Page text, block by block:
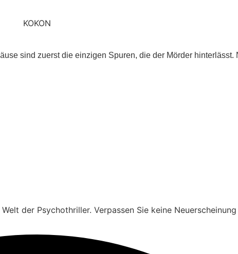
KOKON
sind zuerst die einzigen Spuren, die der Mörder
der Psychothriller. Verpassen Sie keine Neuerscheinung